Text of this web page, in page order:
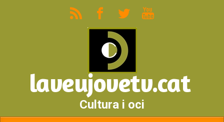
laveujovetv.cat
Cultura i oci